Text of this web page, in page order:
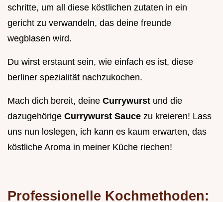
schritte, um all diese köstlichen zutaten in ein
gericht zu verwandeln, das deine freunde
wegblasen wird.
Du wirst erstaunt sein, wie einfach es ist, diese
berliner spezialität nachzukochen.
Mach dich bereit, deine Currywurst und die
dazugehörige Currywurst Sauce zu kreieren! Lass
uns nun loslegen, ich kann es kaum erwarten, das
köstliche Aroma in meiner Küche riechen!
Professionelle Kochmethoden: